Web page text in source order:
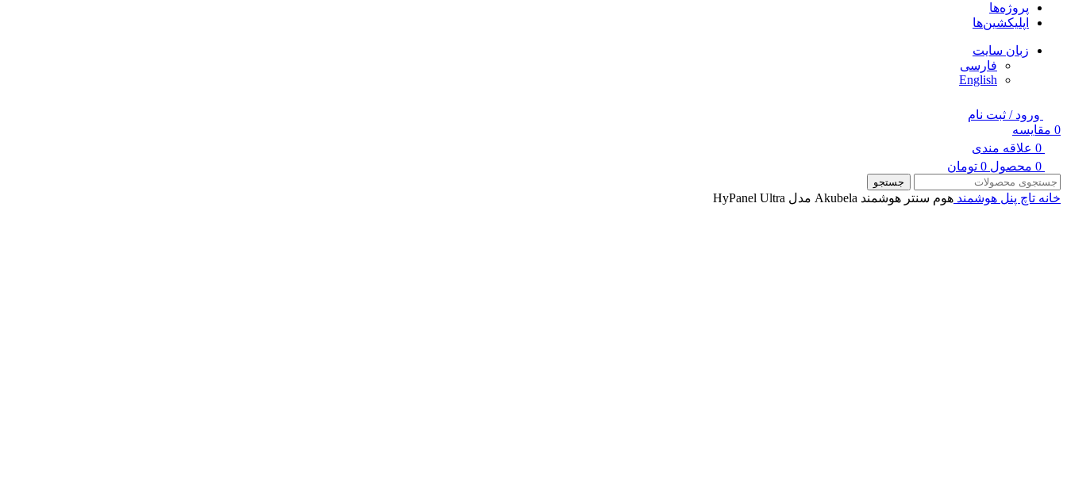
پروژه‌ها
اپلیکشین‌ها
زبان سایت
فارسی
English
ورود / ثبت نام
0 مقایسه
0 علاقه مندی
0 محصول 0 تومان
جستجو
خانه تاچ پنل هوشمند هوم سنتر هوشمند Akubela مدل HyPanel Ultra